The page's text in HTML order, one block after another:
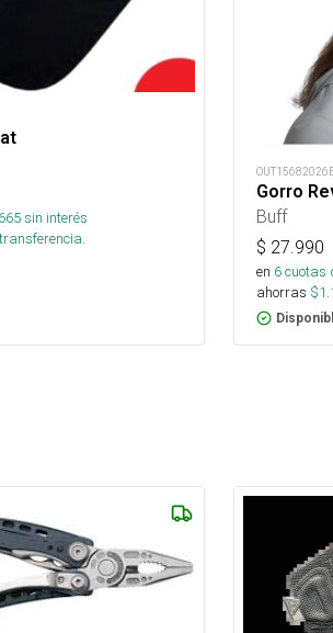
sin interés
Gorro
Buff
$ 27.990
en 6cuotas
ahorras $